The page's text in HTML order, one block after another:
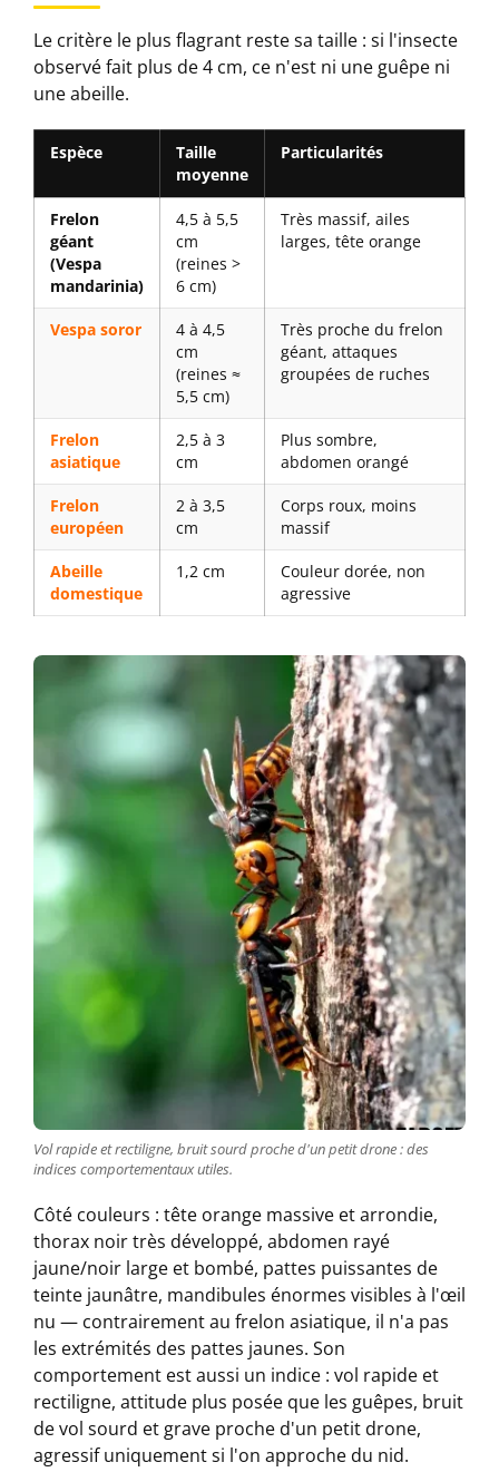
Le critère le plus flagrant reste sa taille : si l'insecte
observé fait plus de 4 cm, ce n'est ni une guêpe ni
une abeille.
Espèce
Taille
moyenne
Particularités
Frelon
géant
(Vespa
mandarinia)
4,5 à 5,5
cm
(reines >
6 cm)
Très massif, ailes
larges, tête orange
Vespa soror
4 à 4,5
cm
(reines ≈
5,5 cm)
Très proche du frelon
géant, attaques
groupées de ruches
Frelon
asiatique
2,5 à 3
cm
Plus sombre,
abdomen orangé
Frelon
européen
2 à 3,5
cm
Corps roux, moins
massif
Abeille
domestique
1,2 cm
Couleur dorée, non
agressive
Vol rapide et rectiligne, bruit sourd proche d'un petit drone : des
indices comportementaux utiles.
Côté couleurs : tête orange massive et arrondie,
thorax noir très développé, abdomen rayé
jaune/noir large et bombé, pattes puissantes de
teinte jaunâtre, mandibules énormes visibles à l'œil
nu — contrairement au frelon asiatique, il n'a pas
les extrémités des pattes jaunes. Son
comportement est aussi un indice : vol rapide et
rectiligne, attitude plus posée que les guêpes, bruit
de vol sourd et grave proche d'un petit drone,
agressif uniquement si l'on approche du nid.